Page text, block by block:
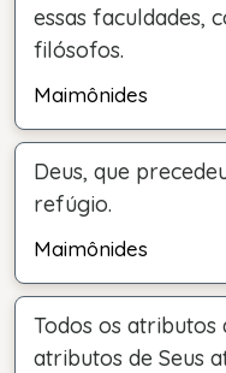
essas faculdades,
filósofos.
Maimônides
Deus, que
refúgio.
Maimônides
Todos os atributos
atributos de Seus